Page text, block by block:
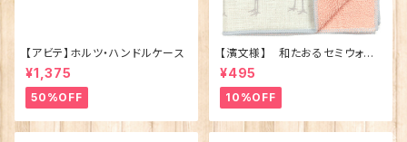
【アビテ】ホルツ・ハンドルケース
¥1,375
50%OFF
【濱文様】 和たおるセミウォッ
シュ ごきげんハシビロコウ
(日本製)
¥495
10%OFF